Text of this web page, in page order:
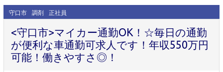
守口市 調剤 正社員
<守口市>マイカー通勤OK！☆毎日の通勤
が便利な車通勤可求人です！年収550万円
可能！働きやすさ◎！